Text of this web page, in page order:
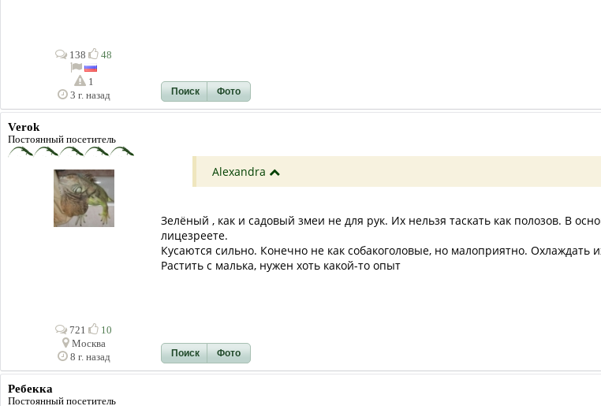
138 48
1
3 г. назад
Поиск Фото
Verok
Постоянный посетитель
721
10
Москва
8 г. назад
Alexandra
Зелёный , как и садовый змеи не для рук. Их нельзя таскать как полозов. В
лицезреете.
Кусаются сильно. Конечно не как собакоголовые, но малоприятно. Охлаждать
Растить с малька, нужен хоть какой-то опыт
Поиск Фото
Ребекка
Постоянный посетитель